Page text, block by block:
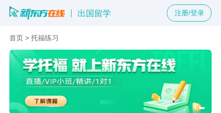
出国留学 注册/登录
首页 >托福练习